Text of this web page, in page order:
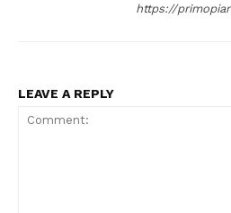
https://
LEAVE A REPLY